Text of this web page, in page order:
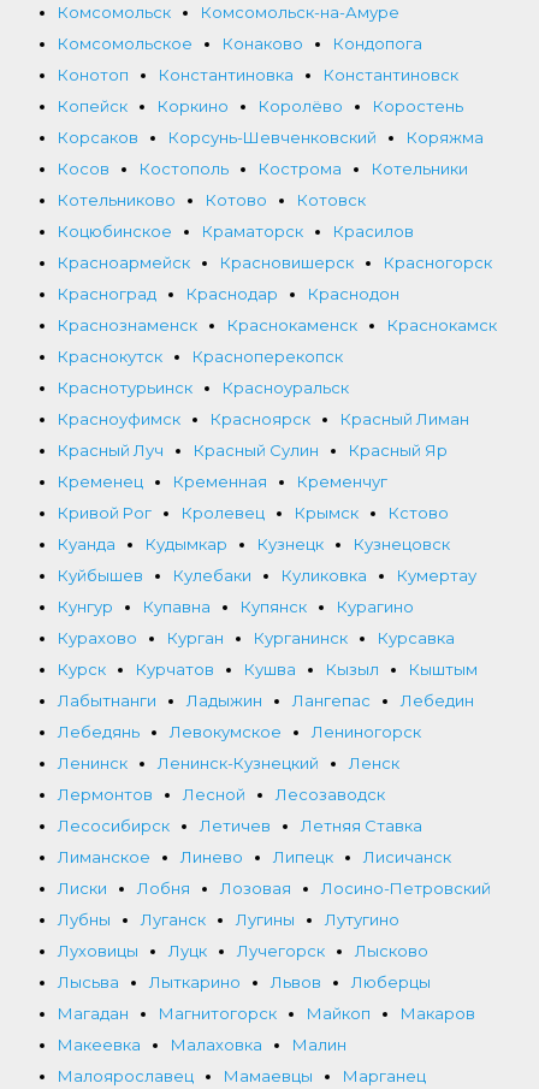
Комсомольск
Комсомольск-на-Амуре
Комсомольское
Конаково
Кондопога
Конотоп
Константиновка
Константиновск
Копейск
Коркино Королёво
Коростень
Корсаков
Корсунь-Шевченковский
Коряжма
Косов
Костополь Кострома
Котельники
Котельниково
Котово
Котовск
Коцюбинское
Краматорск
Красилов
Красноармейск
Красновишерск
Красногорск
Красноград
Краснодар
Краснодон
Краснознаменск
Краснокаменск
Краснокамск
Краснокутск
Красноперекопск
Краснотурьинск
Красноуральск
Красноуфимск
Красноярск
Красный Лиман
Красный Луч
Красный Сулин
Красный Яр
Кременец
Кременная
Кременчуг
Кривой Рог
Кролевец Крымск
Кстово
Куанда
Кудымкар Кузнецк
Кузнецовск
Куйбышев
Кулебаки Куликовка
Кумертау
Кунгур
Купавна Купянск
Курагино
Курахово
Курган Курганинск
Курсавка
Курск
Курчатов Кушва Кызыл
Кыштым
Лабытнанги
Ладыжин Лангепас
Лебедин
Лебедянь
Левокумское
Лениногорск
Ленинск
Ленинск-Кузнецкий
Ленск
Лермонтов
Лесной
Лесозаводск
Лесосибирск
Летичев
Летняя Ставка
Лиманское
Линево Липецк
Лисичанск
Лиски
Лобня Лозовая
Лосино-Петровский
Лубны
Луганск Лугины
Лутугино
Луховицы
Луцк Лучегорск
Лысково
Лысьва
Лыткарино Львов
Люберцы
Магадан
Магнитогорск Майкоп
Макаров
Макеевка
Малаховка
Малин
Малоярославец
Мамаевцы
Марганец